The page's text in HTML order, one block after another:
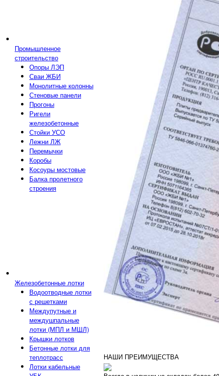
Промышленное
строительство
Опоры ЛЭП
Сваи ЖБИ
Монолитные колонны
Стеновые панели
Прогоны
Ригели
железобетонные
Стойки УСО
Лежни ЛЖ
Перемычки
Коробы
Косоуры мостовые
Балка пролетного
строения
Железобетонные лотки
Водоотводные лотки
с решетками
Междупутные и
междушпальные
лотки (МПЛ и МШЛ)
Крышки лотков
Бетонные лотки для
теплотрасс
Лотки кабельные
НАШИ ПРЕИМУЩЕСТВА